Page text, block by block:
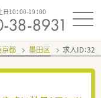
日10：00-19：00
京都 墨田区 求人ID：